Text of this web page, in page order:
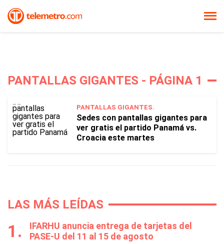
PANTALLAS GIGANTES - PÁGINA 1
PANTALLAS GIGANTES.
Sedes con pantallas gigantes para
ver gratis el partido Panamá vs.
Croacia este martes
LAS MÁS LEÍDAS
IFARHU anuncia entrega de tarjetas del
PASE-U del 11 al 15 de agosto